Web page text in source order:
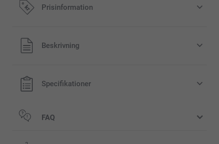
Prisinformation
Alla priser är i svenska kronor (SEK), inklusive moms och
exklusive porto.
Beskrivning
Specifikationer
FAQ